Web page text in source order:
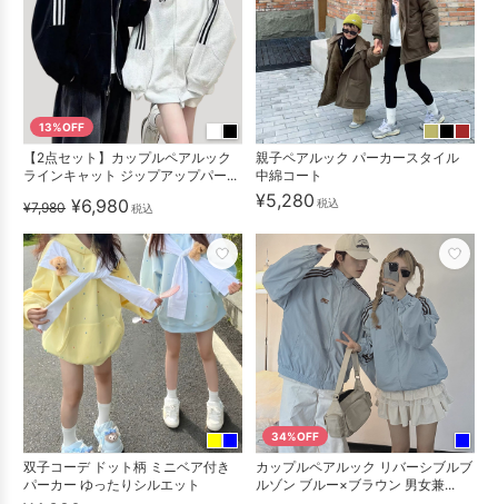
13%OFF
【2点セット】カップルペアルック
ラインキャット ジップアップパー...
¥7,980 ¥6,980 税込
親子ペアルック パーカースタイル
中綿コート
¥5,280 税込
双子コーデ ドット柄 ミニベア付き
パーカー ゆったりシルエット
34%OFF
カップルペアルック リバーシブルブ
ルゾン ブルー×ブラウン 男女兼...